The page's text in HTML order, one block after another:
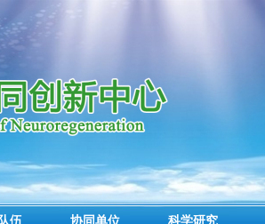
伍 协同单位 科学研究